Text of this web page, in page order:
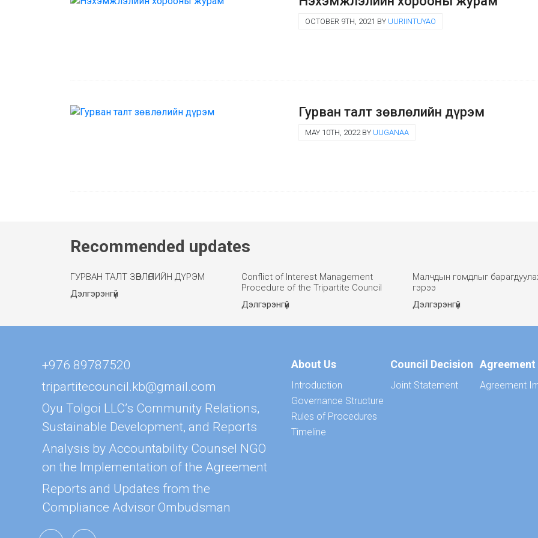
OCTOBER 9TH, 2021 BY UURIINTUYAO
Гурван талт зөвлөлийн дүрэм
MAY 10TH, 2022 BY UUGANAA
Recommended updates
ГУРВАН ТАЛТ ЗӨВЛӨЛИЙН ДҮРЭМ
Дэлгэрэнгүй
Conflict of Interest Management
Procedure of the Tripartite Council
Дэлгэрэнгүй
Малчдын гомдлыг
гэрээ
Дэлгэрэнгүй
+976 89787520
tripartitecouncil.kb@gmail.com
Oyu Tolgoi LLC’s Community Relations,
Sustainable Development, and Reports
Analysis by Accountability Counsel NGO
on the Implementation of the Agreement
Reports and Updates from the
Compliance Advisor Ombudsman
About Us
Introduction
Governance Structure
Rules of Procedures
Timeline
Council Decision
Joint Statement
Agreement
Agreement